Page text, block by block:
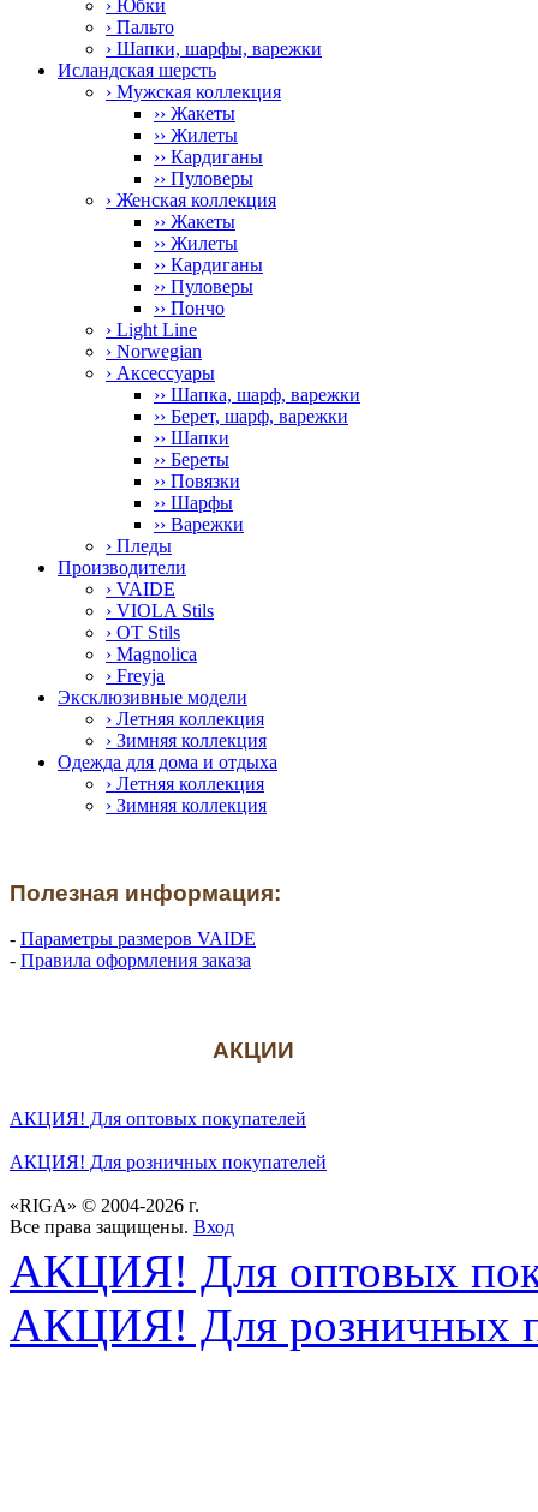
› Юбки
› Пальто
› Шапки, шарфы, варежки
Исландская шерсть
› Мужская коллекция
›› Жакеты
›› Жилеты
›› Кардиганы
›› Пуловеры
› Женская коллекция
›› Жакеты
›› Жилеты
›› Кардиганы
›› Пуловеры
›› Пончо
› Light Line
› Norwegian
› Аксессуары
›› Шапка, шарф, варежки
›› Берет, шарф, варежки
›› Шапки
›› Береты
›› Повязки
›› Шарфы
›› Варежки
› Пледы
Производители
› VAIDE
› VIOLA Stils
› OT Stils
› Magnolica
› Freyja
Эксклюзивные модели
› Летняя коллекция
› Зимняя коллекция
Одежда для дома и отдыха
› Летняя коллекция
› Зимняя коллекция
Полезная информация:
- Параметры размеров VAIDE
- Правила оформления заказа
АКЦИИ
АКЦИЯ! Для оптовых покупателей
АКЦИЯ! Для розничных покупателей
«RIGA» © 2004-2026 г.
Все права защищены. Вход
АКЦИЯ! Для оптовых
АКЦИЯ! Для розничных